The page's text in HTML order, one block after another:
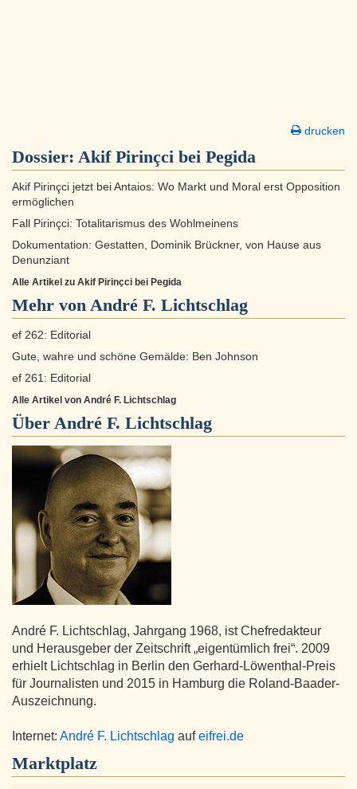
drucken
Dossier: Akif Pirinçci bei Pegida
Akif Pirinçci jetzt bei Antaios: Wo Markt und Moral erst Opposition
ermöglichen
Fall Pirinçci: Totalitarismus des Wohlmeinens
Dokumentation: Gestatten, Dominik Brückner, von Hause aus
Denunziant
Alle Artikel zu Akif Pirinçci bei Pegida
Mehr von André F. Lichtschlag
ef 262: Editorial
Gute, wahre und schöne Gemälde: Ben Johnson
ef 261: Editorial
Alle Artikel von André F. Lichtschlag
Über André F. Lichtschlag
André F. Lichtschlag, Jahrgang 1968, ist Chefredakteur
und Herausgeber der Zeitschrift „eigentümlich frei“. 2009
erhielt Lichtschlag in Berlin den Gerhard-Löwenthal-Preis
für Journalisten und 2015 in Hamburg die Roland-Baader-
Auszeichnung.
Internet: André F. Lichtschlag aufeifrei.de
Marktplatz